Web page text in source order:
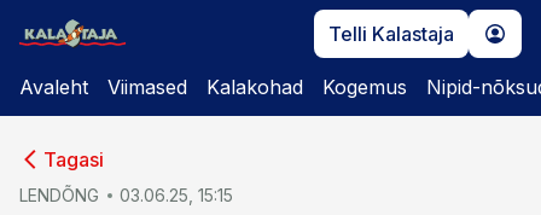
Telli Kalastaja
Avaleht Viimased Kalakohad Kogemus Nipid-
Tagasi
LENDÕNG 03.06.25, 15:15